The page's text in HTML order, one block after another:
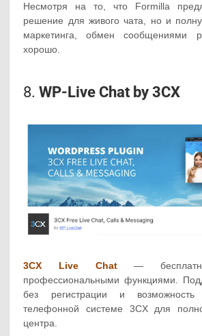
Несмотря на то, что Formilla
решение для живого чата, но и
маркетинга, обмен сообщениями
хорошо.
8.WP-Live Chat by 3CX
3CX Live Chat—
профессиональными функциями.
без регистрации и
телефонной системе 3CX для
центра.